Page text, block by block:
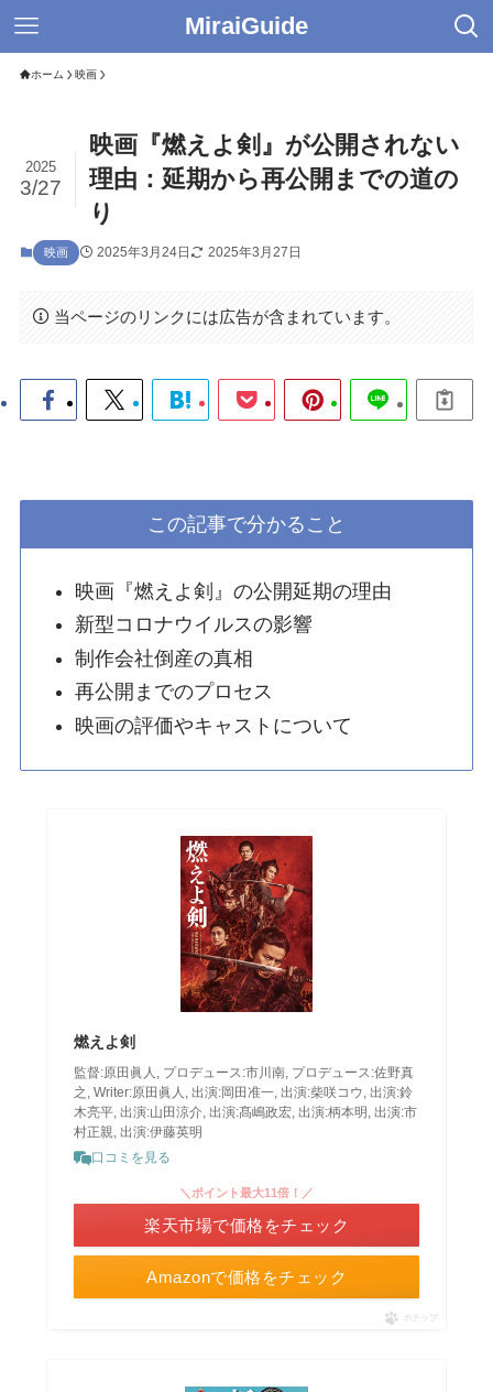
MiraiGuide
ホーム 映画
映画『燃えよ剣』が公開されない
理由：延期から再公開までの道の
り
2025
3/27
映画 2025年3月24日 2025年3月27日
当ページのリンクには広告が含まれています。
この記事で分かること
映画『燃えよ剣』の公開延期の理由
新型コロナウイルスの影響
制作会社倒産の真相
再公開までのプロセス
映画の評価やキャストについて
燃えよ剣
監督:原田眞人, プロデュース:市川南, プロデュース:佐野真
之, Writer:原田眞人, 出演:岡田准一, 出演:柴咲コウ, 出演:鈴
木亮平, 出演:山田涼介, 出演:髙嶋政宏, 出演:柄本明, 出演:市
村正親, 出演:伊藤英明
口コミを見る
Amazonで価格をチェック
＼ポイント最大11倍！／
楽天市場で価格をチェック
ポチップ